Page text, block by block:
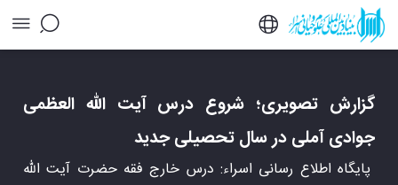
جوادی آملی در سال تحصیلی جدید - خبرگزاری
اسراء
گزارش تصویری؛ شروع درس آیت الله العظمی
جوادی آملی در سال تحصیلی جدید
پایگاه اطلاع رسانی اسراء: درس خارج فقه حضرت آیت الله